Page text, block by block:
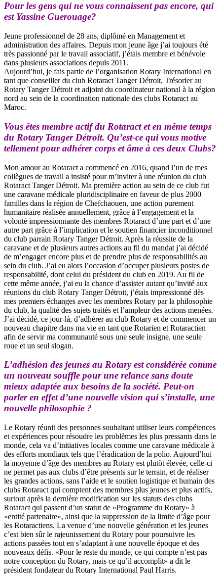
Pour les gens qui ne vous connaissent pas encore, qui
est Yassine Guerouage?
Jeune professionnel de 28 ans, diplômé en Management et
administration des affaires. Depuis mon jeune âge j’ai toujours été
très passionné par le travail associatif, j’étais membre et bénévole
dans plusieurs associations depuis 2011.
Aujourd’hui, je fais partie de l’organisation Rotary International en
tant que conseiller du club Rotaract Tanger Détroit, Trésorier au
Rotary Tanger Détroit et adjoint du coordinateur national à la région
nord au sein de la coordination nationale des clubs Rotaract au
Maroc.
Vous êtes membre actif du Rotaract et en même temps
du Rotary Tanger Détroit. Qu’est-ce qui vous motive
tellement pour adhérer corps et âme à ces deux Clubs?
Mon amour au Rotaract a commencé en 2016, quand l’un de mes
collègues de travail a insisté pour m’inviter à une réunion du club
Rotaract Tanger Détroit. Ma première action au sein de ce club fut
une caravane médicale pluridisciplinaire en faveur de plus 2000
familles dans la région de Chefchaouen, une action purement
humanitaire réalisée annuellement, grâce à l’engagement et la
volonté impressionnante des membres Rotaract d’une part et d’une
autre part grâce à l’implication et le soutien financier inconditionnel
du club parrain Rotary Tanger Détroit. Après la réussite de la
caravane et de plusieurs autres actions au fil du mandat j’ai décidé
de m’engager encore plus et de prendre plus de responsabilités au
sein du club. J’ai eu alors l’occasion d’occuper plusieurs postes de
responsabilité, dont celui du président du club en 2019. Au fil de
cette même année, j’ai eu la chance d’assister autant qu’invité aux
réunions du club Rotary Tanger Détroit, j’étais impressionné dès
mes premiers échanges avec les membres Rotary par la philosophie
du club, la qualité des sujets traités et l’ampleur des actions menées.
J’ai décidé, ce jour-là, d’adhérer au club Rotary et de commencer un
nouveau chapitre dans ma vie en tant que Rotarien et Rotaractien
afin de servir ma communauté sous une seule insigne, une seule
roue et un seul slogan.
L’adhésion des jeunes au Rotary est considérée comme
un nouveau souffle pour une relance sans doute
mieux adaptée aux besoins de la société. Peut-on
parler en effet d’une nouvelle vision qui s’installe, une
nouvelle philosophie ?
Le Rotary réunit des personnes souhaitant utiliser leurs compétences
et expériences pour résoudre les problèmes les plus pressants dans le
monde, cela va d’initiatives locales comme une caravane médicale à
des efforts mondiaux tels que l’éradication de la polio. Aujourd’hui
la moyenne d’âge des membres au Rotary est plutôt élevée, celle-ci
ne permet pas aux clubs d’être présents sur le terrain, et de réaliser
les grandes actions, sans l’aide et le soutien logistique et humain des
clubs Rotaract qui comptent des membres plus jeunes et plus actifs,
surtout après la dernière modification sur les statuts des clubs
Rotaract qui passent d’un statut de «Programme du Rotary» à
«entité partenaire», ainsi que la suppression de la limite d’âge pour
les Rotaractiens. La venue d’une nouvelle génération et les jeunes
c’est bien sûr le rajeunissement du Rotary pour poursuivre les
actions passées tout en s’adaptant à une nouvelle époque et des
nouveaux défis. «Pour le reste du monde, ce qui compte n’est pas
notre conception du Rotary, mais ce qu’il accomplit» a dit le
président fondateur du Rotary International Paul Harris.